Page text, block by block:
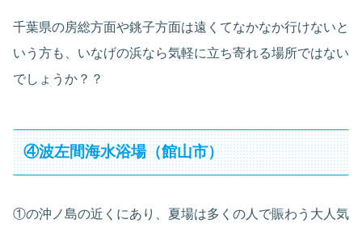
千葉県の房総方面や銚子方面は遠くてなかなか行けないと
いう方も、いなげの浜なら気軽に立ち寄れる場所ではない
でしょうか？？
④波左間海水浴場（館山市）
①の沖ノ島の近くにあり、夏場は多くの人で賑わう大人気